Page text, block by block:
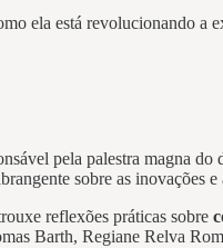
ela está revolucionando
pela palestra magna
sobre as inovações
reflexões práticas sobre
Barth, Regiane Relva